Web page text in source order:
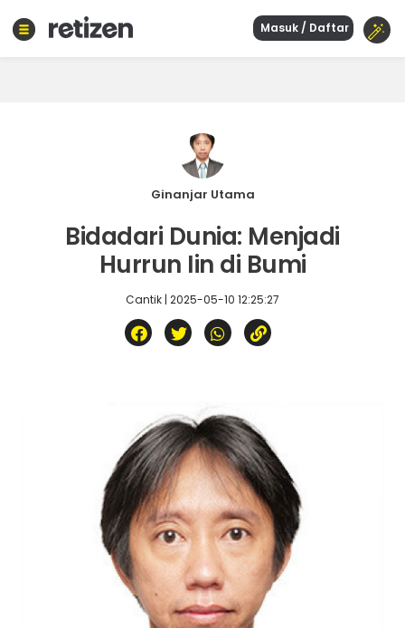
Masuk / Daftar
Ginanjar Utama
Bidadari Dunia: Menjadi
Hurrun Iin di Bumi
Cantik | 2025-05-10 12:25:27